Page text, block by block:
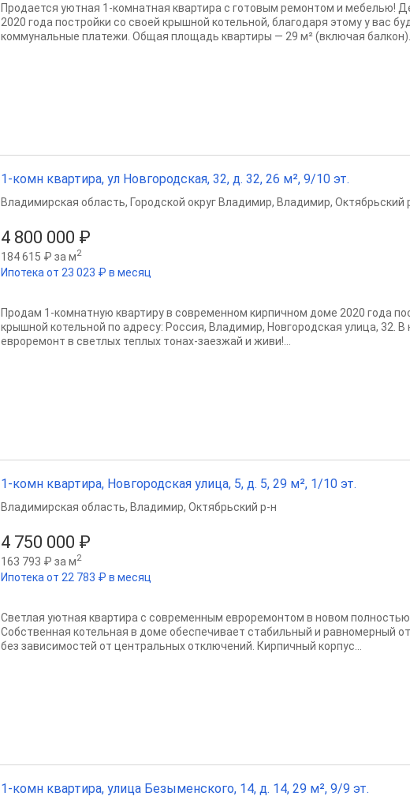
Продается уютная 1-комнатная квартира с готовым ремонтом и мебелью!
2020 года постройки со своей крышной котельной, благодаря этому у вас
коммунальные платежи. Общая площадь квартиры — 29 м² (включая балкон).
1-комн квартира, ул Новгородская, 32, д. 32, 26 м², 9/10 эт.
4 800 000 ₽
184 615 ₽ за м2
Ипотека от 23 023 ₽ в месяц
Владимирская область, Городской округ Владимир, Владимир, Октябрьский
Продам 1-комнатную квартиру в современном кирпичном доме 2020 года
крышной котельной по адресу: Россия, Владимир, Новгородская улица, 32. В
евроремонт в светлых теплых тонах-заезжай и живи!...
1-комн квартира, Новгородская улица, 5, д. 5, 29 м², 1/10 эт.
4 750 000 ₽
163 793 ₽ за м2
Ипотека от 22 783 ₽ в месяц
Владимирская область, Владимир, Октябрьский р-н
Светлая уютная квартира с современным евроремонтом в новом
Собственная котельная в доме обеспечивает стабильный и равномерный
без зависимостей от центральных отключений. Кирпичный корпус...
1-комн квартира, улица Безыменского, 14, д. 14, 29 м², 9/9 эт.